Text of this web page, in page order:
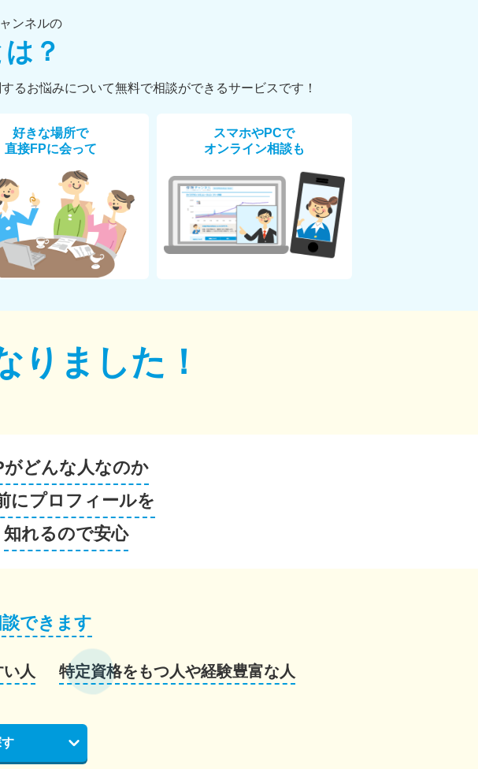
ンネルの
？
るお悩みについて無料で相談ができるサービスです！
好きな場所で
直接FPに会って
スマホやPCで
オンライン相談も
りました！
がどんな人なのか
にプロフィールを
知れるので安心
できます
人 特定資格をもつ人や経験豊富な人